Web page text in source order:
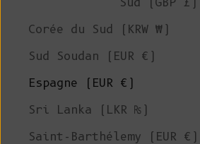
Corée du Sud (KRW ₩)
Sud Soudan (EUR €)
Espagne (EUR €)
Sri Lanka (LKR ₨)
Saint-Barthélemy (EUR €)